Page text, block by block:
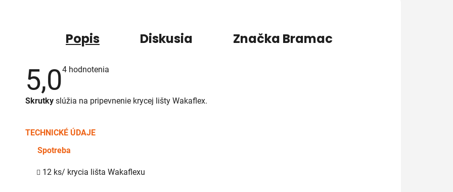
Popis Diskusia Značka Bramac
5,0Priemerné
5,0
hviezdičiek.
4 hodnotenia
Skrutky slúžia na pripevnenie krycej lišty Wakaflex.
TECHNICKÉ ÚDAJE
Spotreba
12 ks/ krycia lišta Wakaflexu